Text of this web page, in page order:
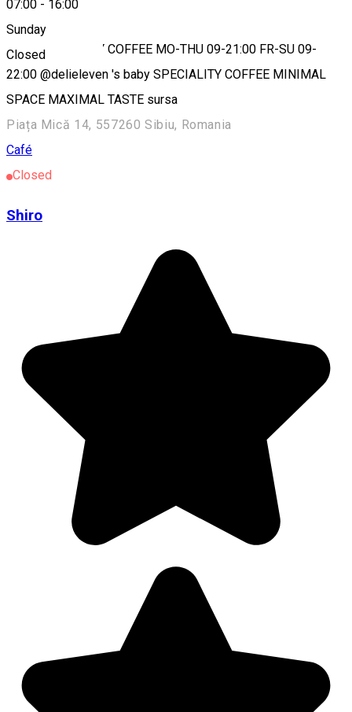
07:00 - 16:00
Sunday
Closed
Minideli
MINIDELI - DAILY COFFEE MO-THU 09-21:00 FR-SU 09-
22:00 @delieleven 's baby SPECIALITY COFFEE MINIMAL
SPACE MAXIMAL TASTE sursa
Piața Mică 14, 557260 Sibiu, Romania
Café
Closed
Shiro